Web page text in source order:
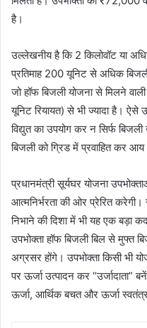
है।
उल्लेखनीय है कि 2 किलोवॉट या
प्रतिमाह 200 यूनिट से अधिक
जो हॉफ बिजली योजना से मिलने
यूनिट रियायत) से भी ज्यादा है। ऐसे
विद्युत का उपयोग कर न सिर्फ
बिजली को ग्रिड में प्रवाहित कर
प्रधानमंत्री सूर्यघर योजना
आत्मनिर्भरता की ओर प्रेरित करेगी।
निभाने की दिशा में भी यह एक बड़ा
उपभोक्ता हॉफ बिजली बिल से मुफ्त
अग्रसर होंगे। उपभोक्ता किसी भी
पर ऊर्जा उत्पादन कर “उर्जादाता”
ऊर्जा, आर्थिक बचत और ऊर्जा